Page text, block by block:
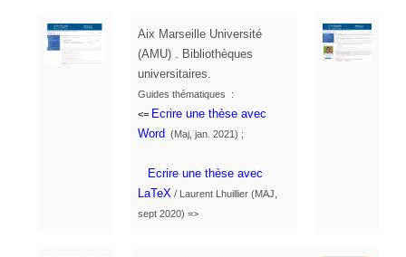
Aix Marseille Université
(AMU) . Bibliothèques
universitaires.
Guides thématiques :
<= Ecrire une thèse avec
Word (Maj, jan. 2021) ;
Ecrire une thèse avec
LaTeX / Laurent Lhuillier (MAJ,
sept 2020) =>